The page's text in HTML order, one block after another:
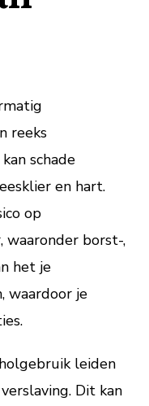
reeks
schade
en hart.
op
waaronder borst-,
het je
waardoor je
leiden
Dit kan